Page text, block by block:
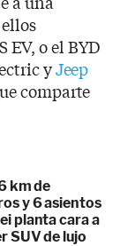
EV, o el BYD
yJeep
comparte
km de
y 6 asientos
planta cara a
SUV de lujo